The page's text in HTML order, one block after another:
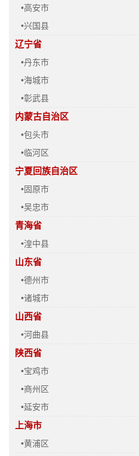
•高安市
•兴国县
辽宁省
•丹东市
•海城市
•彰武县
内蒙古自治区
•包头市
•临河区
宁夏回族自治区
•固原市
•吴忠市
青海省
•湟中县
山东省
•德州市
•诸城市
山西省
•河曲县
陕西省
•宝鸡市
•商州区
•延安市
上海市
•黄浦区